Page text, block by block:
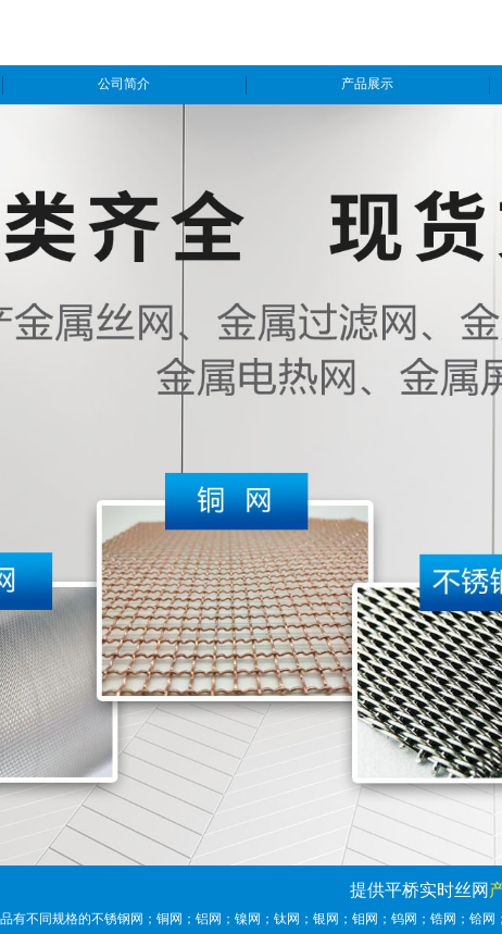
公司简介 产品展示
提供平桥实时丝网
有不同规格的不锈钢网；铜网；铝网；镍网；钛网；银网；钼网；钨网；锆网；铪